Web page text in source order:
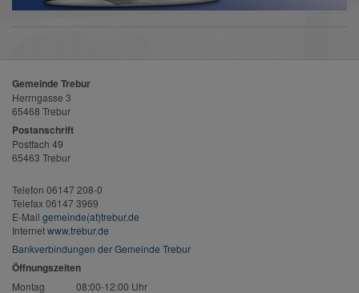
Gemeinde Trebur
Herrngasse 3
65468 Trebur
Postanschrift
Postfach 49
65463 Trebur
Telefon 06147 208-0
Telefax 06147 3969
E-Mail gemeinde(at)trebur.de
Internetwww.trebur.de
Bankverbindungen der Gemeinde Trebur
Öffnungszeiten
Montag 08:00-12:00 Uhr